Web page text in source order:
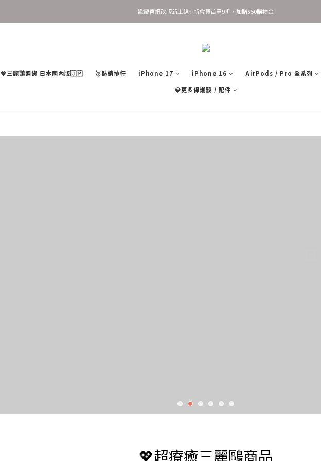
歡慶官網改版新上線✨新會員首單9折，加贈$50購物金
新會員 立即輸入優惠碼 JOINSASABELLA 享首單9折優惠！
AirTag 全系列 任選2件95折 3件9折
歡慶官網改版新上線✨新會員首單9折，加贈$50購物金
💖三麗鷗週邊 日本國內版🇯🇵 🥇熱銷排行 iPhone 17 iPhone 16 AirPods / Pro 全系列
💎更多保護殼 / 配件
💖超療癒三麗鷗商品